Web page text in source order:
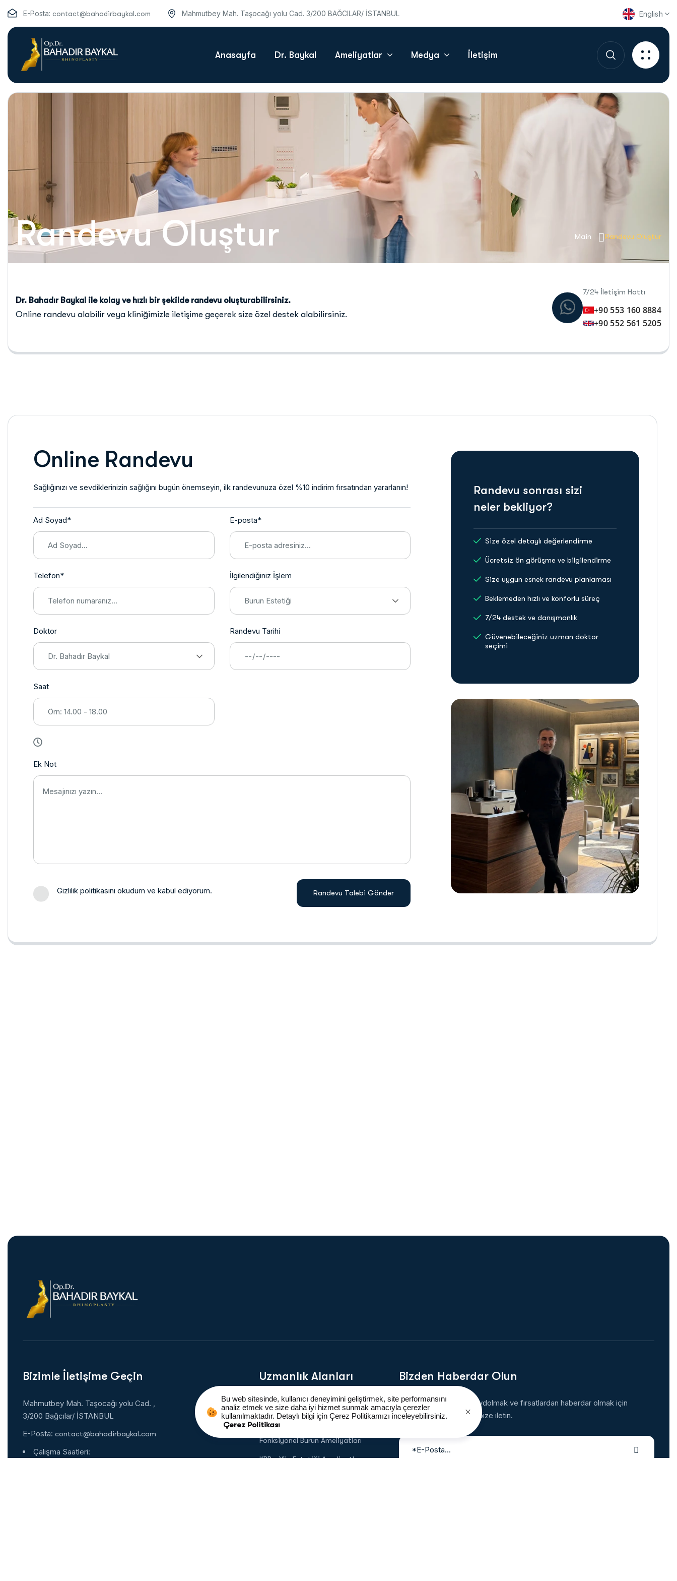
E-Posta: contact@bahadirbaykal.com Mahmutbey Mah. Taşocağı yolu Cad. 3/200 BAĞCILAR/ İSTANBUL English
Anasayfa Dr. Baykal Ameliyatlar Medya İletişim
Randevu Oluştur Main Randevu Oluştur
Dr. Bahadır Baykal ile kolay ve hızlı bir şekilde randevu oluşturabilirsiniz.
Online randevu alabilir veya kliniğimizle iletişime geçerek size özel destek alabilirsiniz.
7/24 İletişim Hattı
+90 553 160 8884
+90 552 561 5205
Online Randevu
Sağlığınızı ve sevdiklerinizin sağlığını bugün önemseyin, ilk randevunuza özel %10 indirim fırsatından yararlanın!
Ad Soyad* E-posta*
Telefon* İlgilendiğiniz İşlem
Burun Estetiği
Doktor
Dr. Bahadır Baykal
Randevu Tarihi
Saat
Ek Not
Gizlilik politikasını okudum ve kabul ediyorum. Randevu Talebi Gönder
Randevu sonrası sizi
neler bekliyor?
Size özel detaylı değerlendirme
Ücretsiz ön görüşme ve bilgilendirme
Size uygun esnek randevu planlaması
Beklemeden hızlı ve konforlu süreç
7/24 destek ve danışmanlık
Güvenebileceğiniz uzman doktor
seçimi
Bizimle İletişime Geçin
Mahmutbey Mah. Taşocağı yolu Cad. ,
3/200 Bağcılar/ İSTANBUL
E-Posta: contact@bahadirbaykal.com
Çalışma Saatleri:
Uzmanlık Alanları
Burun Estetiği
Revizyon Burun Estetiği
Fonksiyonel Burun Ameliyatları
KBB - Yüz Estetiği Ameliyatları
Bizden Haberdar Olun
Bültenimize kaydolmak ve fırsatlardan haberdar olmak için
mail adresinizi bize iletin.
Bu web sitesinde, kullanıcı deneyimini geliştirmek, site performansını
analiz etmek ve size daha iyi hizmet sunmak amacıyla çerezler
kullanılmaktadır. Detaylı bilgi için Çerez Politikamızı inceleyebilirsiniz.
Çerez Politikası